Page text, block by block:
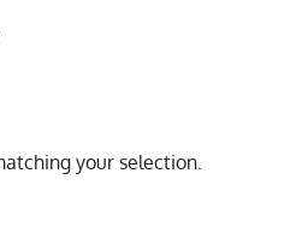
your selection.